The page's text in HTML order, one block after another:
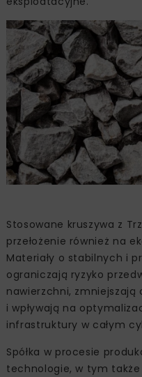
Stosowane kruszywa z
przełożenie również na
Materiały o stabilnych i
ograniczają ryzyko
nawierzchni,
i wpływają na
infrastruktury w całym
Spółka w procesie
technologie, w tym także